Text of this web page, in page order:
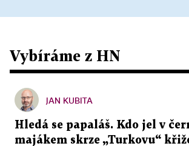
Vybíráme z HN
JAN KUBITA
Hledá se papaláš. Kdo jel v
majákem skrze „Turkovu“